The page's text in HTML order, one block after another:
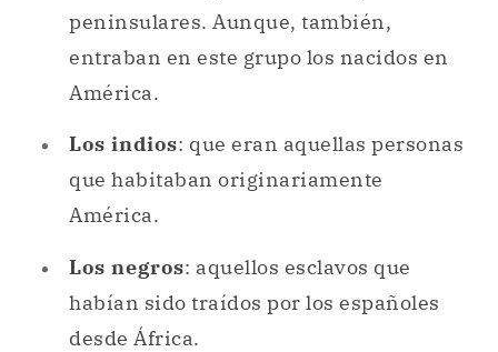
peninsulares. Aunque, también,
entraban en este grupo los nacidos en
América.
Los indios: que eran aquellas personas
que habitaban originariamente
América.
Los negros: aquellos esclavos que
habían sido traídos por los españoles
desde África.